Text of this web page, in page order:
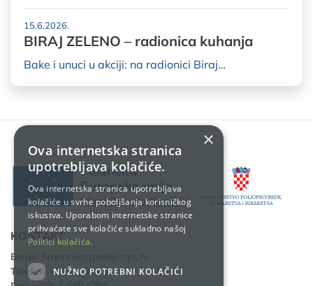
15.6.2026.
BIRAJ ZELENO – radionica kuhanja
Bake i unuci u akciji: na radionici Biraj…
KONTAKT
Email:
hrananijeotpad@mps.hr
Telefon:
+385 1 610 6111
×
Ova internetska stranica
upotrebljava kolačiće.
Ova internetska stranica upotrebljava
kolačiće u svrhe poboljšanja korisničkog
iskustva. Uporabom internetske stranice
prihvaćate sve kolačiće sukladno našoj
Politici kolačića.
NUŽNO POTREBNI KOLAČIĆI